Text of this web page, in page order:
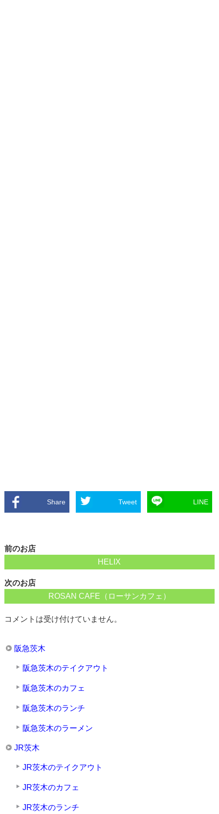
Share Tweet LINE
前のお店
HELIX
次のお店
ROSAN CAFE（ローサンカフェ）
コメントは受け付けていません。
阪急茨木
阪急茨木のテイクアウト
阪急茨木のカフェ
阪急茨木のランチ
阪急茨木のラーメン
JR茨木
JR茨木のテイクアウト
JR茨木のカフェ
JR茨木のランチ